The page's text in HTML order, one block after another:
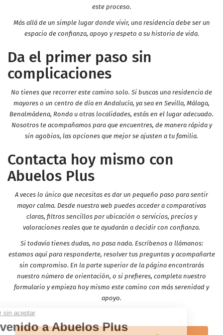
este proceso.
Más allá de un simple lugar donde vivir, una residencia debe ser un
espacio de confianza, apoyo y respeto a su historia de vida.
Da el primer paso sin
complicaciones
No tienes que recorrer este camino solo. Si buscas una residencia de
mayores o un centro de día en Andalucía, ya sea en Sevilla, Málaga,
Benalmádena, Ronda u otras localidades, estás en el lugar adecuado.
Nosotros te acompañamos para que encuentres, de manera rápida y
sin agobios, las opciones que mejor se ajusten a tu familia.
Contacta hoy mismo con
Abuelos Plus
A veces lo único que necesitas es dar un pequeño paso para sentir
mayor calma. Desde nuestra web puedes acceder a comparativas
claras, filtros sencillos por ubicación o servicios, precios y
valoraciones reales que te ayudarán a decidir con confianza.
Si todavía tienes dudas, no pasa nada. Escríbenos o llámanos:
estamos aquí para responderte, resolver tus preguntas y acompañarte
sin compromiso. En la parte superior de la página encontrarás
nuestro número de orientación, o si prefieres, completa nuestro
formulario y empieza hoy mismo este camino con más serenidad y
apoyo.